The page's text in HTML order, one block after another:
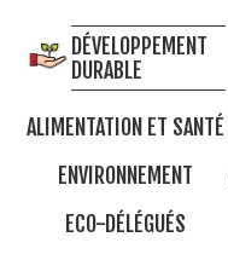
DÉVELOPPEMENT
DURABLE
ALIMENTATION ET SANTÉ
ENVIRONNEMENT
ECO-DÉLÉGUÉS